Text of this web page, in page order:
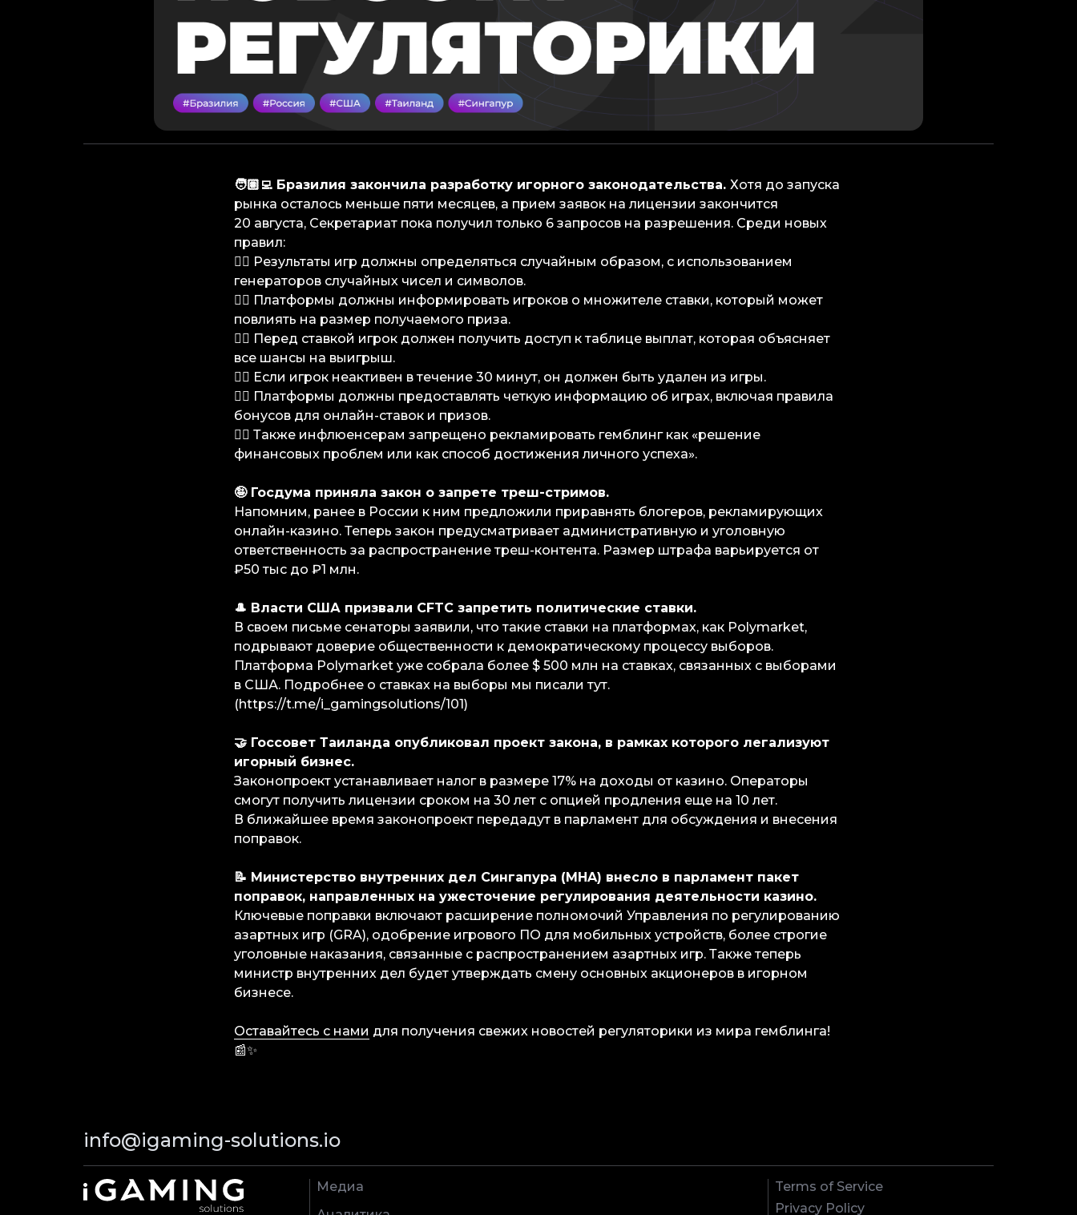
🧑🏽‍💻 Бразилия закончила разработку игорного законодательства. Хотя до запуска
рынка осталось меньше пяти месяцев, а прием заявок на лицензии закончится
20 августа, Секретариат пока получил только 6 запросов на разрешения. Среди новых
правил:
👉🏼 Результаты игр должны определяться случайным образом, с использованием
генераторов случайных чисел и символов.
👉🏼 Платформы должны информировать игроков о множителе ставки, который может
повлиять на размер получаемого приза.
👉🏼 Перед ставкой игрок должен получить доступ к таблице выплат, которая объясняет
все шансы на выигрыш.
👉🏼 Если игрок неактивен в течение 30 минут, он должен быть удален из игры.
👉🏼 Платформы должны предоставлять четкую информацию об играх, включая правила
бонусов для онлайн-ставок и призов.
👉🏼 Также инфлюенсерам запрещено рекламировать гемблинг как «решение
финансовых проблем или как способ достижения личного успеха».
🤪 Госдума приняла закон о запрете треш-стримов.
Напомним, ранее в России к ним предложили приравнять блогеров, рекламирующих
онлайн-казино. Теперь закон предусматривает административную и уголовную
ответственность за распространение треш-контента. Размер штрафа варьируется от
₽50 тыс до ₽1 млн.
🎩 Власти США призвали CFTC запретить политические ставки.
В своем письме сенаторы заявили, что такие ставки на платформах, как Polymarket,
подрывают доверие общественности к демократическому процессу выборов.
Платформа Polymarket уже собрала более $ 500 млн на ставках, связанных с выборами
в США. Подробнее о ставках на выборы мы писали тут.
(https://t.me/i_gamingsolutions/101)
🤝 Госсовет Таиланда опубликовал проект закона, в рамках которого легализуют
игорный бизнес.
Законопроект устанавливает налог в размере 17% на доходы от казино. Операторы
смогут получить лицензии сроком на 30 лет с опцией продления еще на 10 лет.
В ближайшее время законопроект передадут в парламент для обсуждения и внесения
поправок.
📝 Министерство внутренних дел Сингапура (MHA) внесло в парламент пакет
поправок, направленных на ужесточение регулирования деятельности казино.
Ключевые поправки включают расширение полномочий Управления по регулированию
азартных игр (GRA), одобрение игрового ПО для мобильных устройств, более строгие
уголовные наказания, связанные с распространением азартных игр. Также теперь
министр внутренних дел будет утверждать смену основных акционеров в игорном
бизнесе.
Оставайтесь с нами для получения свежих новостей регуляторики из мира гемблинга!
📰✨
info@igaming-solutions.io
Медиа
Terms of Service
Privacy Policy